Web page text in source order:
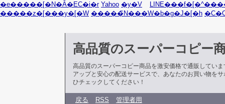
�e�����[�N�Ȃ�EC�i�r Yahoo �y�V
�����z�[���y�[�W �����̃N���W�b�g�J�[�h
高品質のスーパーコピー
高品質のスーパーコピー商品を激安価格で通販してい
アップと安心の配送サービスで、あなたのお買い物を
ひチェックしてください！
戻る RSS 管理者用